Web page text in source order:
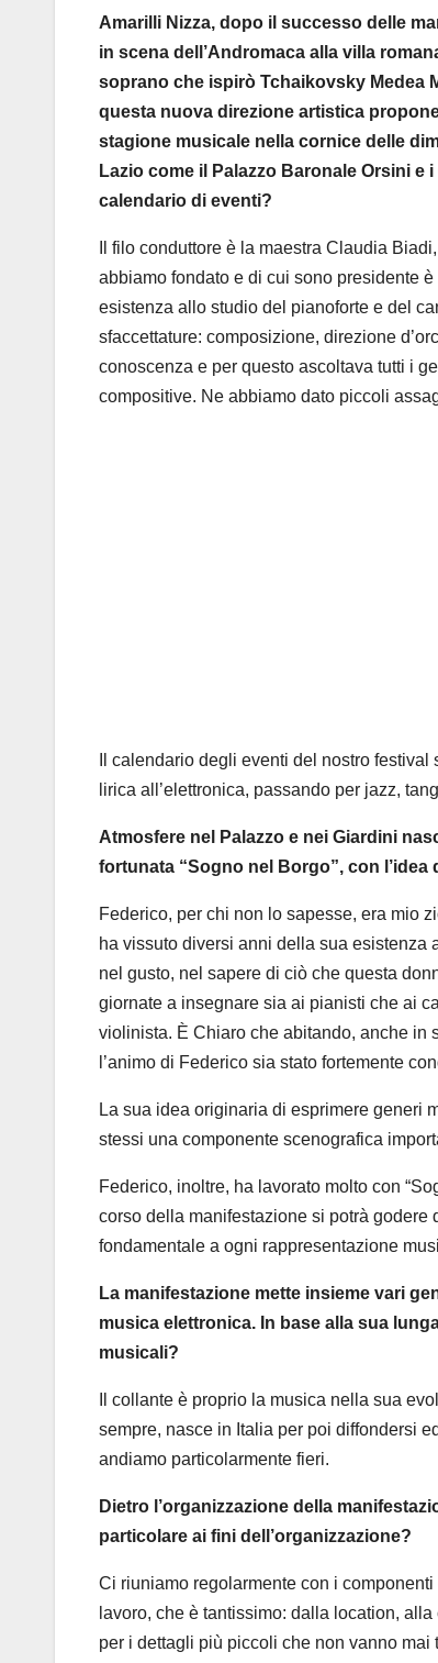
Amarilli Nizza, dopo il successo delle
in scena dell’Andromaca alla villa
soprano che ispirò Tchaikovsky Medea
questa nuova direzione artistica
stagione musicale nella cornice delle
Lazio come il Palazzo Baronale Orsini
calendario di eventi?
Il filo conduttore è la maestra Claudia
abbiamo fondato e di cui sono presidente
esistenza allo studio del pianoforte e del
sfaccettature: composizione, direzione
conoscenza e per questo ascoltava tutti i
compositive. Ne abbiamo dato piccoli
Il calendario degli eventi del nostro
lirica all’elettronica, passando per jazz,
Atmosfere nel Palazzo e nei Giardini
fortunata “Sogno nel Borgo”, con
Federico, per chi non lo sapesse, era mio
ha vissuto diversi anni della sua esistenza
nel gusto, nel sapere di ciò che questa
giornate a insegnare sia ai pianisti che ai
violinista. È Chiaro che abitando, anche in
l’animo di Federico sia stato fortemente
La sua idea originaria di esprimere generi
stessi una componente scenografica
Federico, inoltre, ha lavorato molto con
corso della manifestazione si potrà
fondamentale a ogni rappresentazione
La manifestazione mette insieme vari
musica elettronica. In base alla sua
musicali?
Il collante è proprio la musica nella sua
sempre, nasce in Italia per poi diffondersi
andiamo particolarmente fieri.
Dietro l’organizzazione della
particolare ai fini dell’organizzazione?
Ci riuniamo regolarmente con i
lavoro, che è tantissimo: dalla location,
per i dettagli più piccoli che non vanno